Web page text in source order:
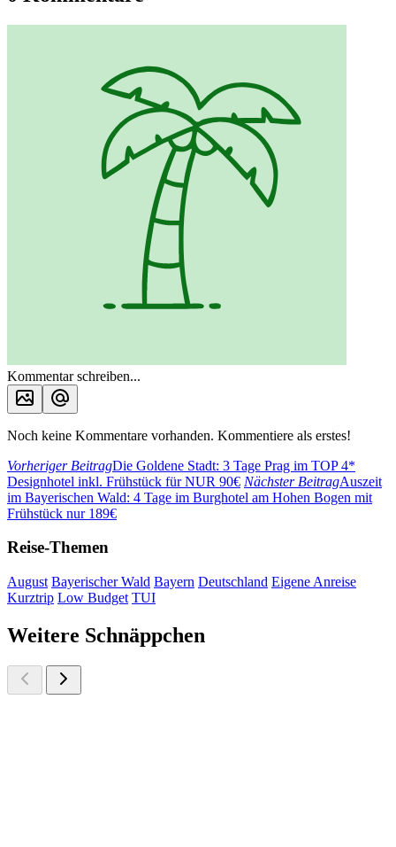
Kommentar schreiben...
Noch keine Kommentare vorhanden. Kommentiere als erstes!
Vorheriger BeitragDie Goldene Stadt: 3 Tage Prag im TOP 4*
Designhotel inkl. Frühstück für NUR 90€ Nächster BeitragAuszeit
im Bayerischen Wald: 4 Tage im Burghotel am Hohen Bogen mit
Frühstück nur 189€
Reise-Themen
August Bayerischer Wald Bayern Deutschland Eigene Anreise
Kurztrip Low Budget TUI
Weitere Schnäppchen